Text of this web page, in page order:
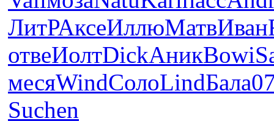
ЛитРАксеИллюМатвИван
отвеИолтDickАникBowi
месяWindСолоLindБала
Suchen